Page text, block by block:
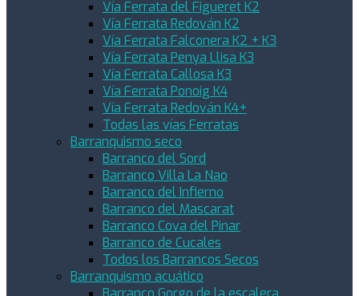
Vía Ferrata del Figueret K2
Vía Ferrata Redován K2
Vía Ferrata Falconera K2 + K3
Vía Ferrata Penya Llisa K3
Vía Ferrata Callosa K3
Vía Ferrata Ponoig K4
Vía Ferrata Redován K4+
Todas las vías Ferratas
Barranquismo seco
Barranco del Sord
Barranco Villa La Nao
Barranco del Infierno
Barranco del Mascarat
Barranco Cova del Pinar
Barranco de Cucales
Todos los Barrancos Secos
Barranquismo acuático